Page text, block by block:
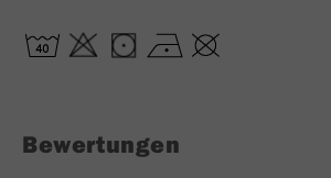
Bewertungen